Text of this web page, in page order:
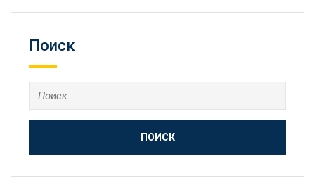
Поиск